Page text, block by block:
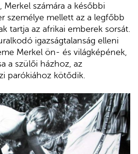
Merkel számára a későbbi
személye mellett az a legfőbb
tartja az afrikai emberek sorsát.
igazságtalanság elleni
Merkel ön- és világképének,
a szülői házhoz, az
parókiához kötődik.